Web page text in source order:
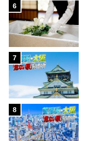
6
7
8